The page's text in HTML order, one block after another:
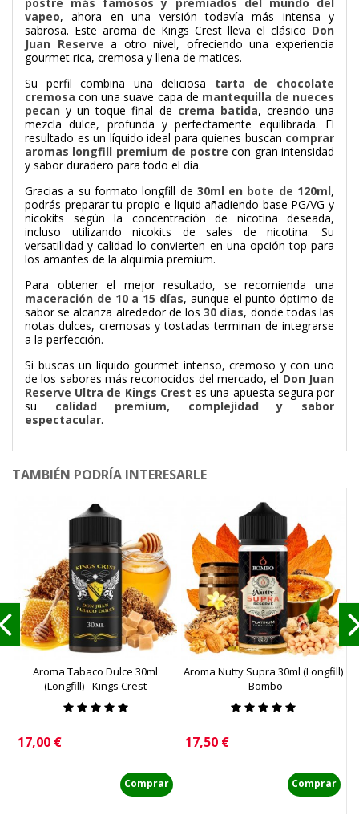
vapeo, ahora en una versión todavía más intensa y
sabrosa. Este aroma de Kings Crest lleva el clásico Don
Juan Reserve a otro nivel, ofreciendo una experiencia
gourmet rica, cremosa y llena de matices.
Su perfil combina una deliciosa tarta de chocolate
cremosa con una suave capa de mantequilla de nueces
pecan y un toque final de crema batida, creando una
mezcla dulce, profunda y perfectamente equilibrada. El
resultado es un líquido ideal para quienes buscan comprar
aromas longfill premium de postre con gran intensidad
y sabor duradero para todo el día.
Gracias a su formato longfill de 30ml en bote de 120ml,
podrás preparar tu propio e-liquid añadiendo base PG/VG y
nicokits según la concentración de nicotina deseada,
incluso utilizando nicokits de sales de nicotina. Su
versatilidad y calidad lo convierten en una opción top para
los amantes de la alquimia premium.
Para obtener el mejor resultado, se recomienda una
maceración de 10 a 15 días, aunque el punto óptimo de
sabor se alcanza alrededor de los30 días, donde todas las
notas dulces, cremosas y tostadas terminan de integrarse
a la perfección.
Si buscas un líquido gourmet intenso, cremoso y con uno
de los sabores más reconocidos del mercado, el Don Juan
Reserve Ultra de Kings Crest es una apuesta segura por
su calidad premium, complejidad y sabor
espectacular.
TAMBIÉN PODRÍA INTERESARLE
Aroma Tabaco Dulce 30ml
(Longfill) - Kings Crest
Precio
17,00 €
Comprar
Aroma Nutty Supra 30ml (Longfill)
- Bombo
Precio
17,50 €
Comprar